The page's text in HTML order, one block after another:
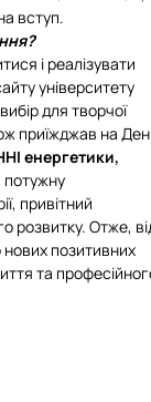
вступ.
і реалізувати
університету
для творчої
приїжджав на
енергетики,
привітний
розвитку. Отже,
нових позитивних
та